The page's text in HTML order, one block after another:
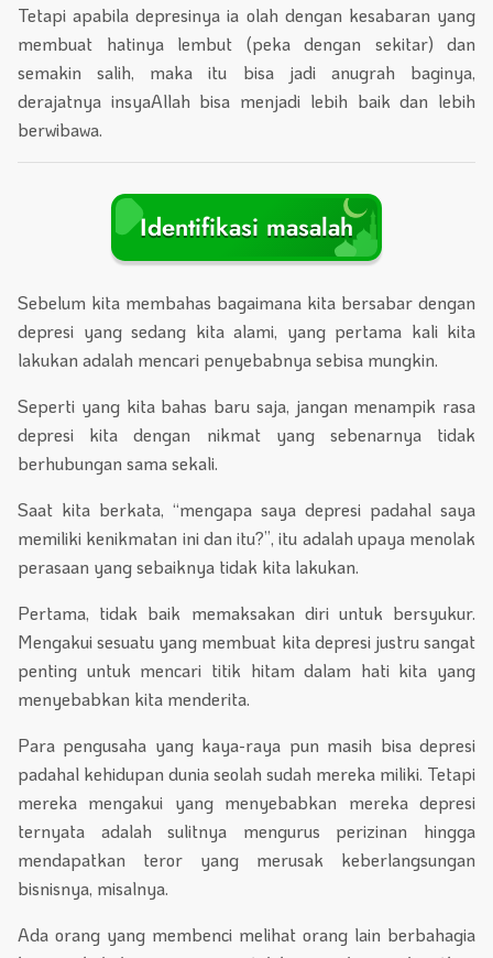
Tetapi apabila depresinya ia olah dengan kesabaran yang
membuat hatinya lembut (peka dengan sekitar) dan
semakin salih, maka itu bisa jadi anugrah baginya,
derajatnya insyaAllah bisa menjadi lebih baik dan lebih
berwibawa.
Identifikasi masalah
Sebelum kita membahas bagaimana kita bersabar dengan
depresi yang sedang kita alami, yang pertama kali kita
lakukan adalah mencari penyebabnya sebisa mungkin.
Seperti yang kita bahas baru saja, jangan menampik rasa
depresi kita dengan nikmat yang sebenarnya tidak
berhubungan sama sekali.
Saat kita berkata, “mengapa saya depresi padahal saya
memiliki kenikmatan ini dan itu?”, itu adalah upaya menolak
perasaan yang sebaiknya tidak kita lakukan.
Pertama, tidak baik memaksakan diri untuk bersyukur.
Mengakui sesuatu yang membuat kita depresi justru sangat
penting untuk mencari titik hitam dalam hati kita yang
menyebabkan kita menderita.
Para pengusaha yang kaya-raya pun masih bisa depresi
padahal kehidupan dunia seolah sudah mereka miliki. Tetapi
mereka mengakui yang menyebabkan mereka depresi
ternyata adalah sulitnya mengurus perizinan hingga
mendapatkan teror yang merusak keberlangsungan
bisnisnya, misalnya.
Ada orang yang membenci melihat orang lain berbahagia